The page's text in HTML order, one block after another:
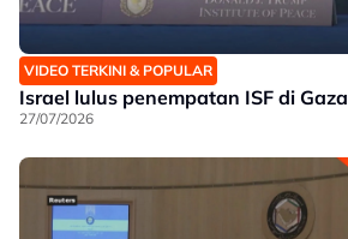
VIDEO TERKINI & POPULAR
Israel lulus penempatan ISF di Gaza
27/07/2026